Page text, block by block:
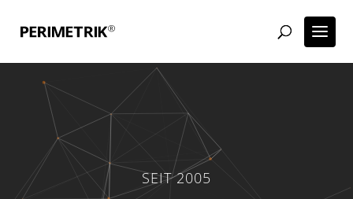
SEIT 2005